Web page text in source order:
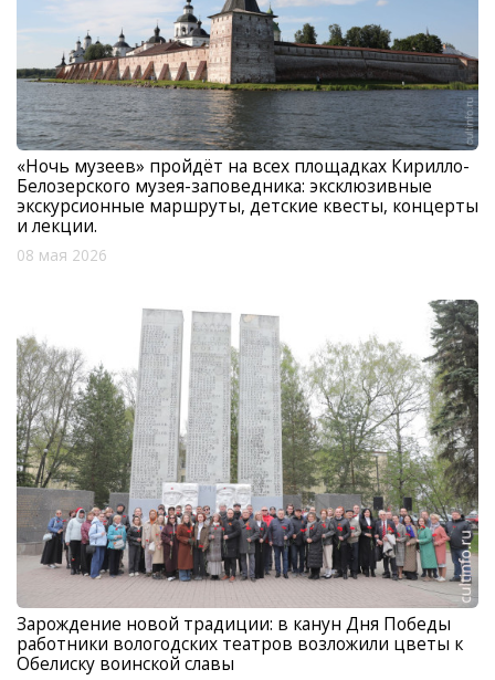
«Ночь музеев» пройдёт на всех площадках Кирилло-
Белозерского музея-заповедника: эксклюзивные
экскурсионные маршруты, детские квесты, концерты
и лекции.
08 мая 2026
Зарождение новой традиции: в канун Дня Победы
работники вологодских театров возложили цветы к
Обелиску воинской славы